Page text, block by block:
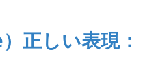
正しい表現：